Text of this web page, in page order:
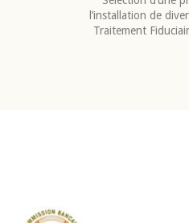
l’installation de
Traitement